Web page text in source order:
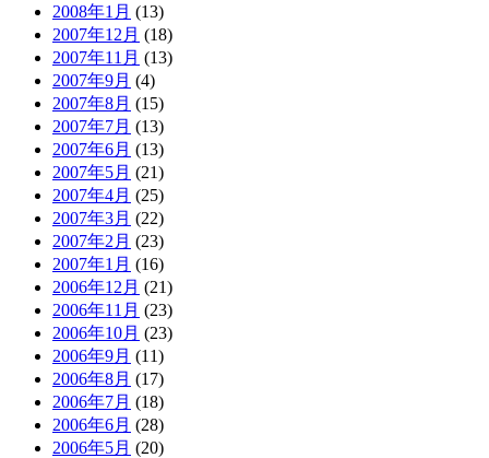
2008年1月 (13)
2007年12月 (18)
2007年11月 (13)
2007年9月 (4)
2007年8月 (15)
2007年7月 (13)
2007年6月 (13)
2007年5月 (21)
2007年4月 (25)
2007年3月 (22)
2007年2月 (23)
2007年1月 (16)
2006年12月 (21)
2006年11月 (23)
2006年10月 (23)
2006年9月 (11)
2006年8月 (17)
2006年7月 (18)
2006年6月 (28)
2006年5月 (20)